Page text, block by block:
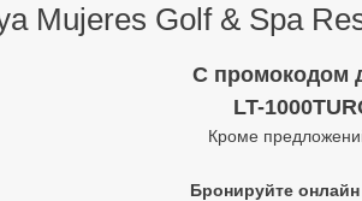
Mujeres Golf & Spa
C промокодом
LT-
Кроме
Бронируйте